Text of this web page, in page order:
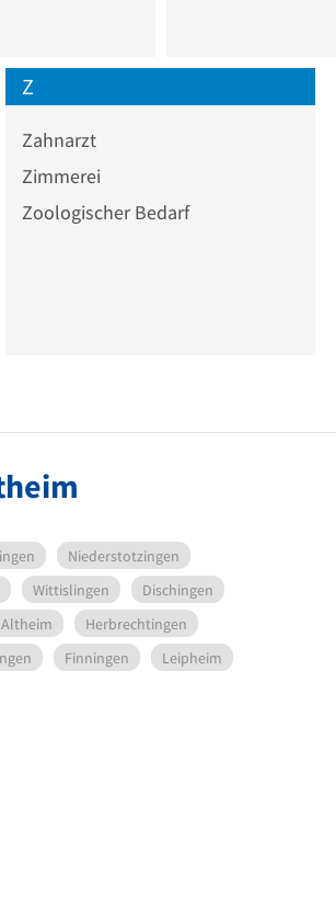
Z
Zahnarzt
Zimmerei
Zoologischer Bedarf
Niederstotzingen
Wittislingen
Dischingen
Altheim
Herbrechtingen
Finningen
Leipheim